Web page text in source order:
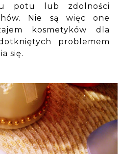
potu lub zdolności
Nie są więc one
kosmetyków dla
problemem
się.